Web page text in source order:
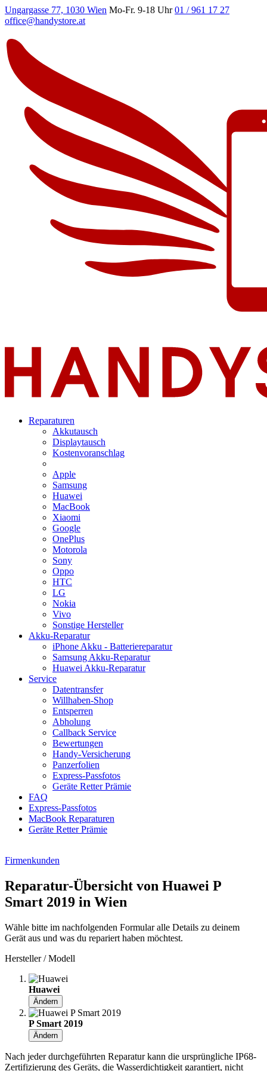
Ungargasse 77, 1030 Wien Mo-Fr. 9-18 Uhr 01 / 961 17 27
office@handystore.at
Reparaturen
Akkutausch
Displaytausch
Kostenvoranschlag
Apple
Samsung
Huawei
MacBook
Xiaomi
Google
OnePlus
Motorola
Sony
Oppo
HTC
LG
Nokia
Vivo
Sonstige Hersteller
Akku-Reparatur
iPhone Akku - Batteriereparatur
Samsung Akku-Reparatur
Huawei Akku-Reparatur
Service
Datentransfer
Willhaben-Shop
Entsperren
Abholung
Callback Service
Bewertungen
Handy-Versicherung
Panzerfolien
Express-Passfotos
Geräte Retter Prämie
FAQ
Express-Passfotos
MacBook Reparaturen
Geräte Retter Prämie
Firmenkunden
Reparatur-Übersicht von Huawei P
Smart 2019 in Wien
Wähle bitte im nachfolgenden Formular alle Details zu deinem
Gerät aus und was du repariert haben möchtest.
Hersteller / Modell
Huawei
Ändern
P Smart 2019
Ändern
Nach jeder durchgeführten Reparatur kann die ursprüngliche IP68-
Zertifizierung des Geräts, die Wasserdichtigkeit garantiert, nicht